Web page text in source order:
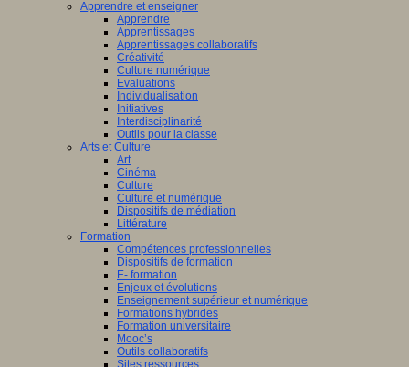
Apprendre et enseigner
Apprendre
Apprentissages
Apprentissages collaboratifs
Créativité
Culture numérique
Evaluations
Individualisation
Initiatives
Interdisciplinarité
Outils pour la classe
Arts et Culture
Art
Cinéma
Culture
Culture et numérique
Dispositifs de médiation
Littérature
Formation
Compétences professionnelles
Dispositifs de formation
E- formation
Enjeux et évolutions
Enseignement supérieur et numérique
Formations hybrides
Formation universitaire
Mooc’s
Outils collaboratifs
Sites ressources